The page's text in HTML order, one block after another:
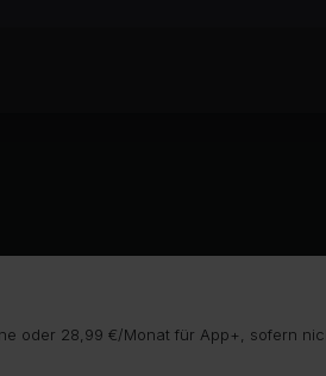
oder 28,99 €/Monat für App+, sofern